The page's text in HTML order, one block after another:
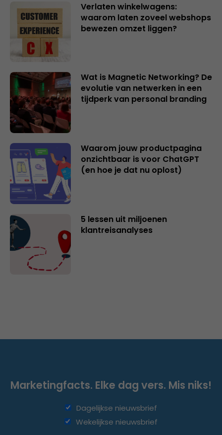
Verlaten winkelwagens:
waarom laten zoveel webshops
bewezen omzet liggen?
Wat is Magnetic Networking? De
evolutie van netwerken in een
tijdperk van personal branding
Waarom jouw productpagina
onzichtbaar is voor ChatGPT
(en hoe je dat nu oplost)
5 lessen uit miljoenen
klantreisanalyses
Marketingfacts. Elke dag vers. Mis niks!
Dagelijkse nieuwsbrief
Wekelijkse nieuwsbrief